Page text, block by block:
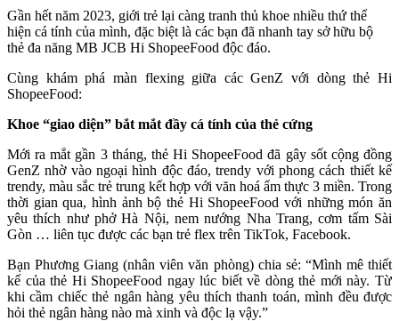
Gần hết năm 2023, giới trẻ lại càng tranh thủ khoe nhiều thứ thể
hiện cá tính của mình, đặc biệt là các bạn đã nhanh tay sở hữu bộ
thẻ đa năng MB JCB Hi ShopeeFood độc đáo.
Cùng khám phá màn flexing giữa các GenZ với dòng thẻ Hi
ShopeeFood:
Khoe “giao diện” bắt mắt đầy cá tính của thẻ cứng
Mới ra mắt gần 3 tháng, thẻ Hi ShopeeFood đã gây sốt cộng đồng
GenZ nhờ vào ngoại hình độc đáo, trendy với phong cách thiết kế
trendy, màu sắc trẻ trung kết hợp với văn hoá ẩm thực 3 miền. Trong
thời gian qua, hình ảnh bộ thẻ Hi ShopeeFood với những món ăn
yêu thích như phở Hà Nội, nem nướng Nha Trang, cơm tấm Sài
Gòn … liên tục được các bạn trẻ flex trên TikTok, Facebook.
Bạn Phương Giang (nhân viên văn phòng) chia sẻ: “Mình mê thiết
kế của thẻ Hi ShopeeFood ngay lúc biết về dòng thẻ mới này. Từ
khi cầm chiếc thẻ ngân hàng yêu thích thanh toán, mình đều được
hỏi thẻ ngân hàng nào mà xinh và độc lạ vậy.”